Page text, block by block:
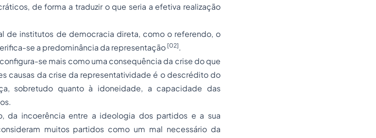
de forma a traduzir o que seria a efetiva realização
de institutos de democracia direta, como o referendo, o
se a predominância da representação [02].
se mais como uma consequência da crise do que
causas da crise da representatividade é o descrédito do
sobretudo quanto à idoneidade, a capacidade das
da incoerência entre a ideologia dos partidos e a sua
muitos partidos como um mal necessário da